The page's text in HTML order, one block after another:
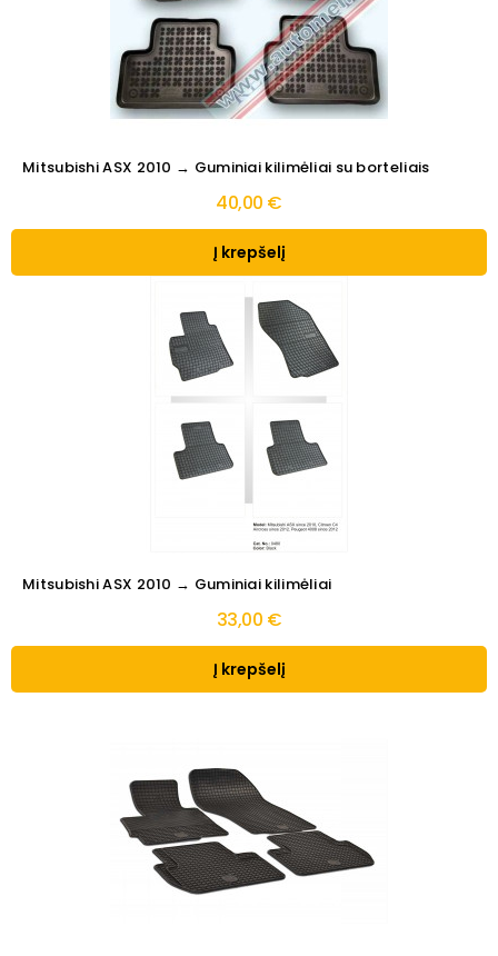
Mitsubishi ASX 2010 → Guminiai kilimėliai su borteliais
40,00 €
Į krepšelį
Mitsubishi ASX 2010 → Guminiai kilimėliai
33,00 €
Į krepšelį